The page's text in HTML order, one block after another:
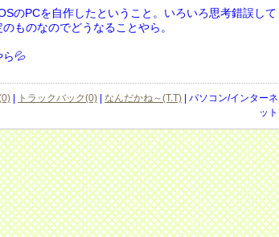
のPCを自作したということ。いろいろ思考錯誤して
ものなのでどうなることやら。
ら💦
トラックバック(0) なんだかね～(T.T) | パソコン/インターネ
ット